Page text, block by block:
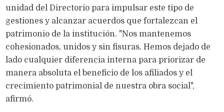
unidad del Directorio para impulsar este tipo de
gestiones y alcanzar acuerdos que fortalezcan el
patrimonio de la institución. "Nos mantenemos
cohesionados, unidos y sin fisuras. Hemos dejado de
lado cualquier diferencia interna para priorizar de
manera absoluta el beneficio de los afiliados y el
crecimiento patrimonial de nuestra obra social",
afirmó.